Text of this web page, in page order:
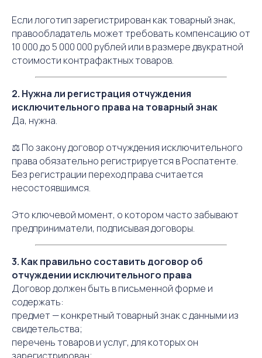
Если логотип зарегистрирован как товарный знак,
правообладатель может требовать компенсацию от
10 000 до 5 000 000 рублей или в размере двукратной
стоимости контрафактных товаров.
2. Нужна ли регистрация отчуждения
исключительного права на товарный знак
Да, нужна.
⚖️ По закону договор отчуждения исключительного
права обязательно регистрируется в Роспатенте.
Без регистрации переход права считается
несостоявшимся.
Это ключевой момент, о котором часто забывают
предприниматели, подписывая договоры.
3. Как правильно составить договор об
отчуждении исключительного права
Договор должен быть в письменной форме и
содержать:
предмет — конкретный товарный знак с данными из
свидетельства;
перечень товаров и услуг, для которых он